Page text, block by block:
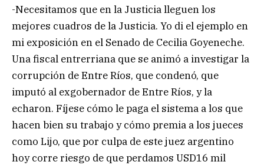
-Necesitamos que en la Justicia lleguen los
mejores cuadros de la Justicia. Yo di el ejemplo en
mi exposición en el Senado de Cecilia Goyeneche.
Una fiscal entrerriana que se animó a investigar la
corrupción de Entre Ríos, que condenó, que
imputó al exgobernador de Entre Ríos, y la
echaron. Fíjese cómo le paga el sistema a los que
hacen bien su trabajo y cómo premia a los jueces
como Lijo, que por culpa de este juez argentino
hoy corre riesgo de que perdamos USD16 mil